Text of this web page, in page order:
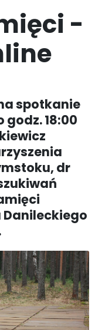
-
spotkanie
godz. 18:00
dr
Danileckiego